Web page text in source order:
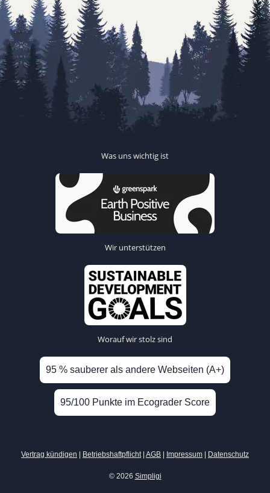
Was uns wichtig ist
Wir unterstützen
Worauf wir stolz sind
95 % sauberer als andere Webseiten (A+)
95/100 Punkte im Ecograder Score
Vertrag kündigen | Betriebshaftpflicht | AGB | Impressum | Datenschutz
© 2026 Simpligi